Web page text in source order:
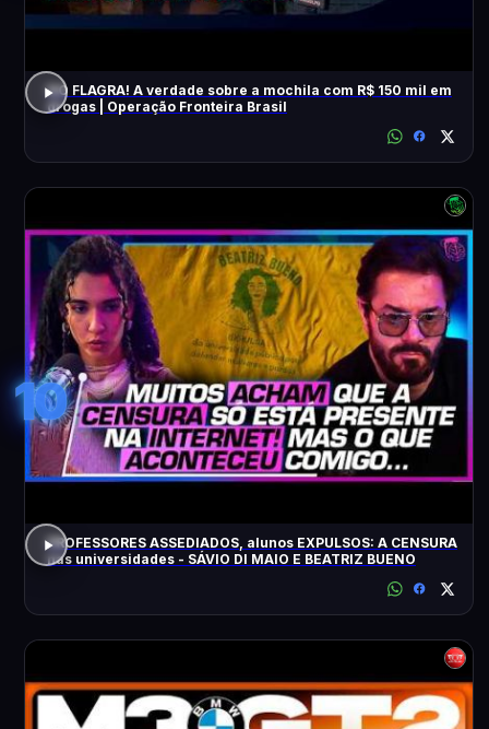
NO FLAGRA! A verdade sobre a mochila com R$ 150 mil em
drogas | Operação Fronteira Brasil
10
PROFESSORES ASSEDIADOS, alunos EXPULSOS: A CENSURA
nas universidades - SÁVIO DI MAIO E BEATRIZ BUENO